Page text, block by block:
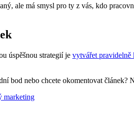
ale má smysl pro ty z vás, kdo
úspěšnou strategií je vytvářet pravidelně
bod nebo chcete okomentovat článek?
marketing